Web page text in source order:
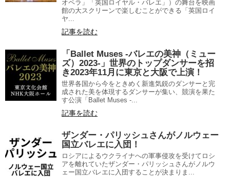
オペラ」「英国ロイヤル・バレエ」）の舞台を映画
館の大スクリーンで楽しむことができる「英国ロイ
ヤ...
記事を読む
「Ballet Muses -バレエの美神（ミュー
ズ）2023-」世界のトップダンサーを招
き2023年11月に東京と大阪で上演！
世界各国から今をときめく新進気鋭のダンサーと完
成された美を体現するダンサーが集い、競演を果た
す公演「Ballet Muses -...
記事を読む
ザンダー・パリッシュさんがノルウェー
国立バレエに入団！
ロシアによるウクライナへの軍事侵攻を受けてロシ
アを離れていたザンダー・パリッシュさんがノルウ
ェー国立バレエに入団することが決まりま...